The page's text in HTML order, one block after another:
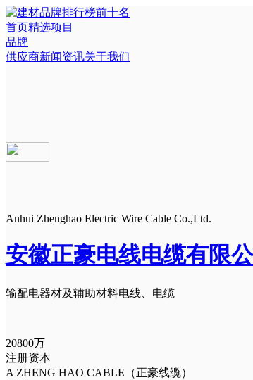
首页精选项目
品牌
供应商新闻资讯关于我们
Anhui Zhenghao Electric Wire Cable Co.,Ltd.
安徽正豪电线电缆有限
输配电器材及辅助材料电线、电缆
20800万
注册资本
A ZHENG HAO CABLE（正豪线缆）